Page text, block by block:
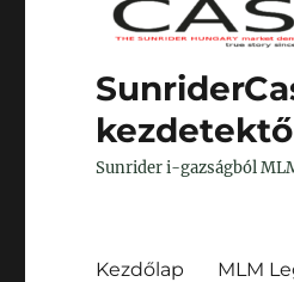
Sunrider i-gazságból
Kezdőlap MLM